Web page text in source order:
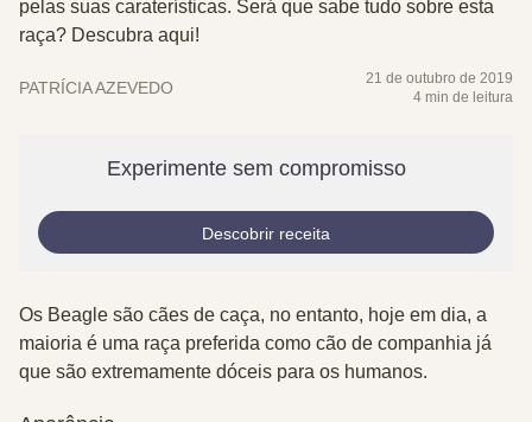
pelas suas caraterísticas. Será que sabe tudo sobre esta
raça? Descubra aqui!
PATRÍCIA AZEVEDO
21 de outubro de 2019
4 min de leitura
Experimente sem compromisso
Descobrir receita
Os Beagle são cães de caça, no entanto, hoje em dia, a
maioria é uma raça preferida como cão de companhia já
que são extremamente dóceis para os humanos.